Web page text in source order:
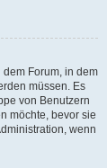
Forum, in dem
müssen. Es
von Benutzern
möchte, bevor sie
wenn